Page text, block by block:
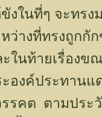
งในที่ๆ จะทร
ว่างที่ทรงถูกกั
ในท้ายเรื่องข
องค์ประทานแ
รคต ตามประ